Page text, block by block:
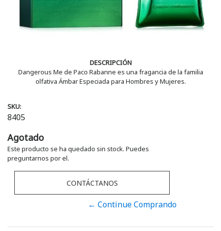
DESCRIPCIÓN
Dangerous Me de Paco Rabanne es una fragancia de la familia
olfativa Ámbar Especiada para Hombres y Mujeres.
SKU:
8405
Agotado
Este producto se ha quedado sin stock. Puedes
preguntarnos por el.
CONTÁCTANOS
← Continue Comprando